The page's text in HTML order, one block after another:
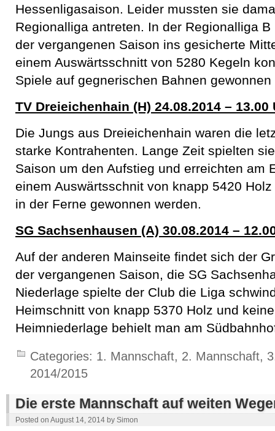
Hessenligasaison. Leider mussten sie
Regionalliga antreten. In der Regionalliga
der vergangenen Saison ins gesicherte
einem Auswärtsschnitt von 5280 Kegeln
Spiele auf gegnerischen Bahnen gewonnen
TV Dreieichenhain (H) 24.08.2014 – 13.00
Die Jungs aus Dreieichenhain waren die
starke Kontrahenten. Lange Zeit spielten
Saison um den Aufstieg und erreichten am
einem Auswärtsschnit von knapp 5420
in der Ferne gewonnen werden.
SG Sachsenhausen (A) 30.08.2014 –
Auf der anderen Mainseite findet sich der
der vergangenen Saison, die SG
Niederlage spielte der Club die Liga
Heimschnitt von knapp 5370 Holz und
Heimniederlage behielt man am
Categories: 1. Mannschaft, 2. Mannschaft,
2014/2015
Die erste Mannschaft auf weiten
Posted on August 14, 2014 by Simon